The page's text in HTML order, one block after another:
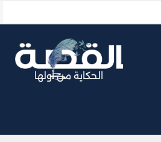
الحكاية من أولها